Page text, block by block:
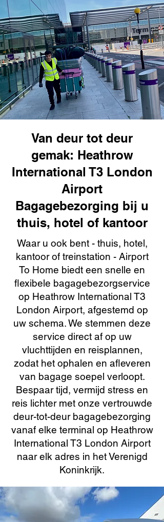
Van deur tot deur
gemak: Heathrow
International T3 London
Airport
Bagagebezorging bij u
thuis, hotel of kantoor
Waar u ook bent - thuis, hotel,
kantoor of treinstation - Airport
To Home biedt een snelle en
flexibele bagagebezorgservice
op Heathrow International T3
London Airport, afgestemd op
uw schema. We stemmen deze
service direct af op uw
vluchttijden en reisplannen,
zodat het ophalen en afleveren
van bagage soepel verloopt.
Bespaar tijd, vermijd stress en
reis lichter met onze vertrouwde
deur-tot-deur bagagebezorging
vanaf elke terminal op Heathrow
International T3 London Airport
naar elk adres in het Verenigd
Koninkrijk.